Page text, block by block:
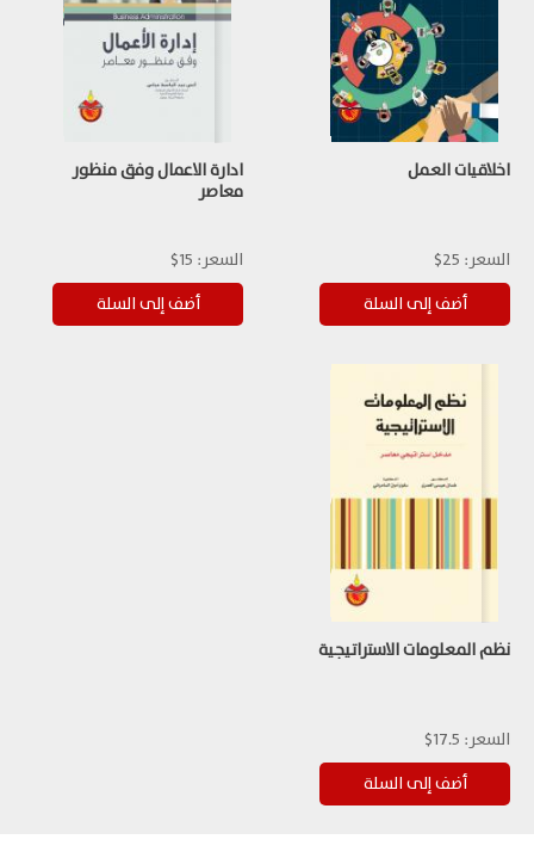
اخلاقيات العمل
السعر: 25$
ادارة الاعمال وفق منظور
معاصر
السعر: 15$
نظم المعلومات الاستراتيجية
السعر: 17.5$